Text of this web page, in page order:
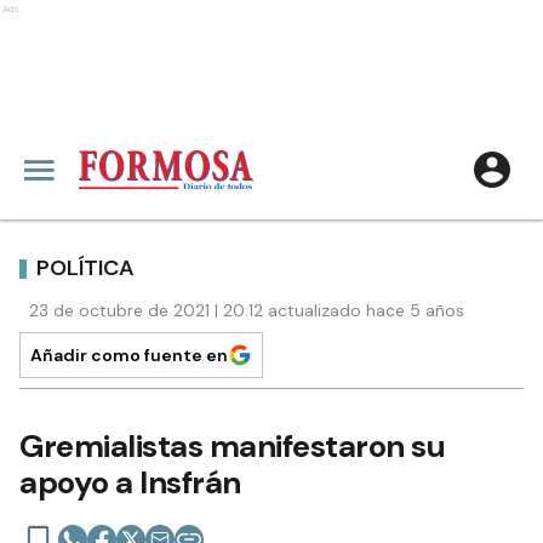
Ads
POLÍTICA
23 de octubre de 2021 | 20:12 actualizado hace 5 años
Añadir como fuente en
Gremialistas manifestaron su
apoyo a Insfrán